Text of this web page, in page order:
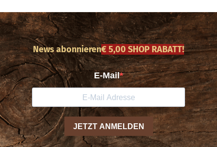
News abonnieren€ 5,00 SHOP RABATT!